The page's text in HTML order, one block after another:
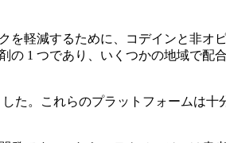
を軽減するために、コデインと非オ
の 1 つであり、いくつかの地域で配
た。これらのプラットフォームは十